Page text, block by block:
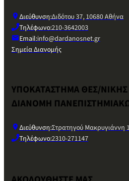
Διεύθυνση:Διδότου 37, 10680 Αθήνα
Τηλέφωνο:210-3642003
Email:info@dardanosnet.gr
Σημεία Διανομής
ΥΠΟΚΑΤΑΣΤΗΜΑ ΘΕΣ/ΝΙΚΗΣ
ΔΙΑΝΟΜΗ
Διεύθυνση:Στρατηγού Μακρυγιάννη
Τηλέφωνο:2310-271147